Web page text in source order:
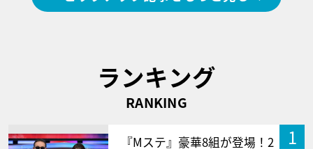
ランキング
RANKING
1
『Mステ』豪華8組が登場！2